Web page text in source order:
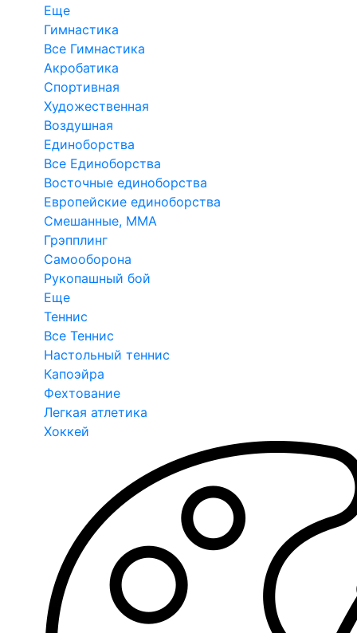
Еще
Гимнастика
Все Гимнастика
Акробатика
Спортивная
Художественная
Воздушная
Единоборства
Все Единоборства
Восточные единоборства
Европейские единоборства
Смешанные, ММА
Грэпплинг
Самооборона
Рукопашный бой
Еще
Теннис
Все Теннис
Настольный теннис
Капоэйра
Фехтование
Легкая атлетика
Хоккей